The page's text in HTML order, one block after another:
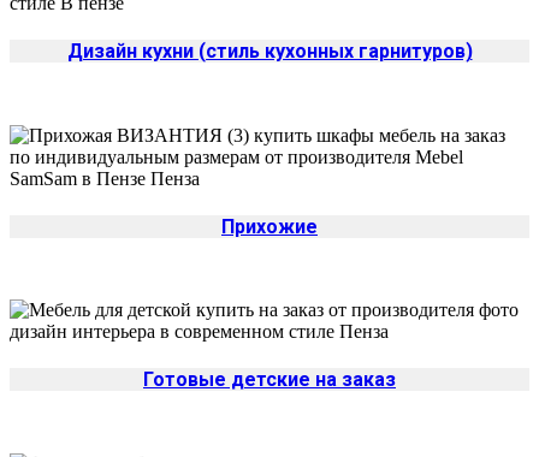
Дизайн кухни (стиль кухонных гарнитуров)
Прихожие
Готовые детские на заказ